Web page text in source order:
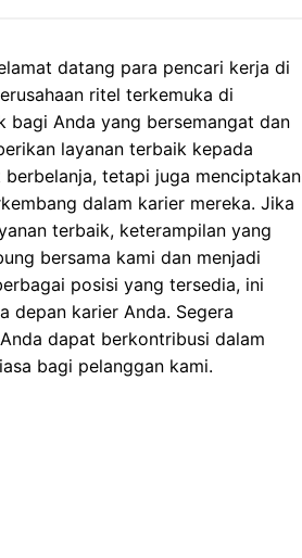
datang para pencari kerja di
ritel terkemuka di
bagi Anda yang bersemangat dan
layanan terbaik kepada
tetapi juga menciptakan
dalam karier mereka. Jika
terbaik, keterampilan yang
bersama kami dan menjadi
posisi yang tersedia, ini
depan karier Anda. Segera
dapat berkontribusi dalam
bagi pelanggan kami.